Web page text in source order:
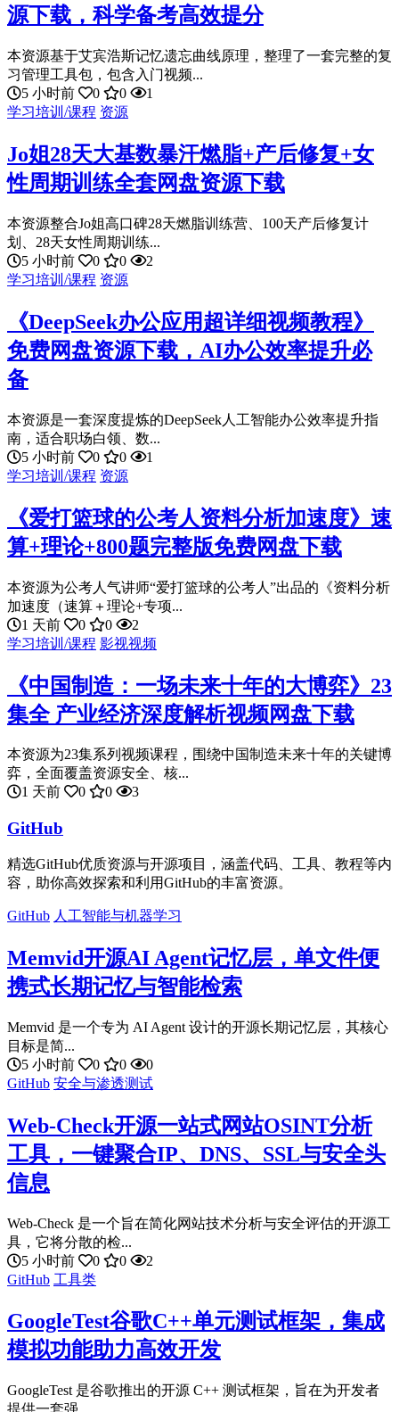
源下载，科学备考高效提分
本资源基于艾宾浩斯记忆遗忘曲线原理，整理了一套完整的复
习管理工具包，包含入门视频...
5 小时前
0 0
1
学习培训/课程 资源
Jo姐28天大基数暴汗燃脂+产后修复+女
性周期训练全套网盘资源下载
本资源整合Jo姐高口碑28天燃脂训练营、100天产后修复计
划、28天女性周期训练...
5 小时前
0 0
2
学习培训/课程 资源
《DeepSeek办公应用超详细视频教程》
免费网盘资源下载，AI办公效率提升必
备
本资源是一套深度提炼的DeepSeek人工智能办公效率提升指
南，适合职场白领、数...
5 小时前
0 0
1
学习培训/课程 资源
《爱打篮球的公考人资料分析加速度》速
算+理论+800题完整版免费网盘下载
本资源为公考人气讲师“爱打篮球的公考人”出品的《资料分析
加速度（速算＋理论+专项...
1 天前
0 0
2
学习培训/课程 影视视频
《中国制造：一场未来十年的大博弈》23
集全 产业经济深度解析视频网盘下载
本资源为23集系列视频课程，围绕中国制造未来十年的关键博
弈，全面覆盖资源安全、核...
1 天前
0 0 3
GitHub
精选GitHub优质资源与开源项目，涵盖代码、工具、教程等内
容，助你高效探索和利用GitHub的丰富资源。
GitHub 人工智能与机器学习
Memvid开源AI Agent记忆层，单文件便
携式长期记忆与智能检索
Memvid 是一个专为 AI Agent 设计的开源长期记忆层，其核心
目标是简...
5 小时前
0 0
0
GitHub 安全与渗透测试
Web-Check开源一站式网站OSINT分析
工具，一键聚合IP、DNS、SSL与安全头
信息
Web-Check 是一个旨在简化网站技术分析与安全评估的开源工
具，它将分散的检...
5 小时前
0 0
2
GitHub 工具类
GoogleTest谷歌C++单元测试框架，集成
模拟功能助力高效开发
GoogleTest 是谷歌推出的开源 C++ 测试框架，旨在为开发者